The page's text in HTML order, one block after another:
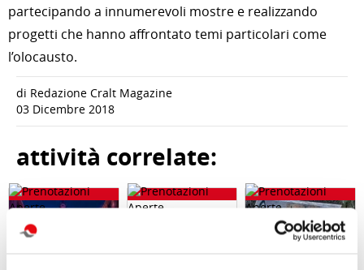
partecipando a innumerevoli mostre e realizzando
progetti che hanno affrontato temi particolari come
l’olocausto.
di Redazione Cralt Magazine
03 Dicembre 2018
attività correlate: